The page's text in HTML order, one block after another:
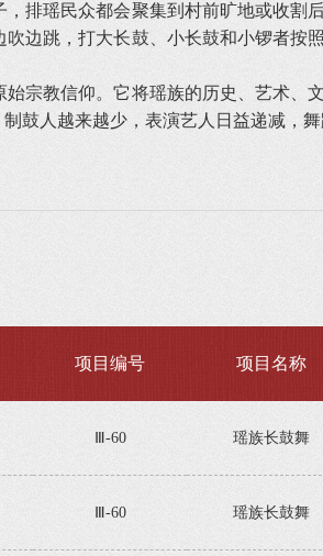
排瑶民众都会聚集到村前旷地或收割
边跳，打大长鼓、小长鼓和小锣者按
教信仰。它将瑶族的历史、艺术、
鼓人越来越少，表演艺人日益递减，舞
项目编号 项目名称
Ⅲ-60 瑶族长鼓舞
Ⅲ-60 瑶族长鼓舞